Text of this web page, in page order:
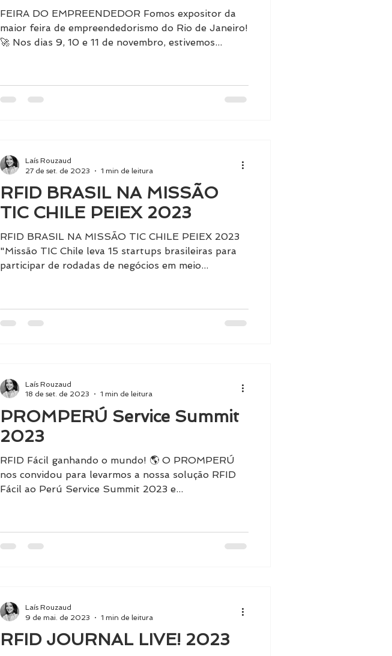
FEIRA DO EMPREENDEDOR Fomos expositor da
maior feira de empreendedorismo do Rio de Janeiro!
🚀 Nos dias 9, 10 e 11 de novembro, estivemos...
RFID BRASIL NA MISSÃO
TIC CHILE PEIEX 2023
RFID BRASIL NA MISSÃO TIC CHILE PEIEX 2023
"Missão TIC Chile leva 15 startups brasileiras para
participar de rodadas de negócios em meio...
Laís Rouzaud
27 de set. de 2023
1 min de leitura
PROMPERÚ Service Summit
2023
RFID Fácil ganhando o mundo! 🌎 O PROMPERÚ
nos convidou para levarmos a nossa solução RFID
Fácil ao Perú Service Summit 2023 e...
Laís Rouzaud
18 de set. de 2023
1 min de leitura
RFID JOURNAL LIVE! 2023
Laís Rouzaud
9 de mai. de 2023
1 min de leitura